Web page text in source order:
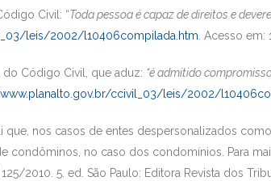
Civil: “Toda pessoa é capaz de direitos e
leis/2002/l10406compilada.htm. Acesso em:
do Código Civil, que aduz: “é admitido
ccivil_03/leis/2002/
que, nos casos de entes despersonalizados
condôminos, no caso dos condomínios. Para
2010. 5. ed. São Paulo: Editora Revista dos